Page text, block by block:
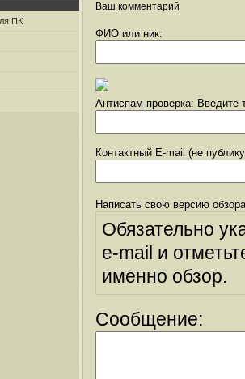
ПК
Ваш комментарий
ФИО или ник:
Антиспам проверка: Введите
Контактный E-mail (не
Написать свою версию
Обязательно
e-mail и
именно обзор.
Сообщение: